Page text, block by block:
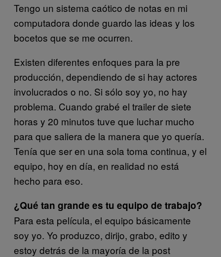
Tengo un sistema caótico de notas en mi
computadora donde guardo las ideas y los
bocetos que se me ocurren.
Existen diferentes enfoques para la pre
producción, dependiendo de si hay actores
involucrados o no. Si sólo soy yo, no hay
problema. Cuando grabé el trailer de siete
horas y 20 minutos tuve que luchar mucho
para que saliera de la manera que yo quería.
Tenía que ser en una sola toma continua, y el
equipo, hoy en día, en realidad no está
hecho para eso.
¿Qué tan grande es tu equipo de trabajo?
Para esta película, el equipo básicamente
soy yo. Yo produzco, dirijo, grabo, edito y
estoy detrás de la mayoría de la post